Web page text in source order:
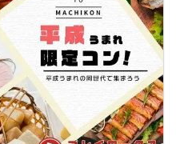
はカジュアルな格好でおこしになら
女性３名以上のお申し込みからに
が崩れた場合や開催判断人数を下
せんのでご了承ください。
はキャンセルなどで当日の参加人
します。店内に入り店員に「街コン
ようにご準備お願いします。
ださい。イベントの対象年齢でない
金はいたしかねます。